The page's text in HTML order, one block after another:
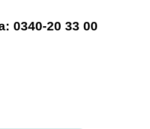
0340-20 33 00